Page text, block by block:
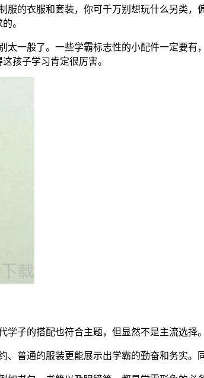
服的衣服和套装，你可千万别想玩什么另类，
。
一般了。一些学霸标志性的小配件一定要
孩子学习肯定很厉害。
子的搭配也符合主题，但显然不是主流选择
、普通的服装更能展示出学霸的勤奋和务实。